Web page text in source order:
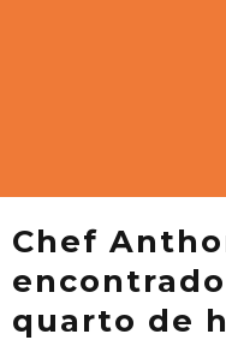
Chef
quarto de